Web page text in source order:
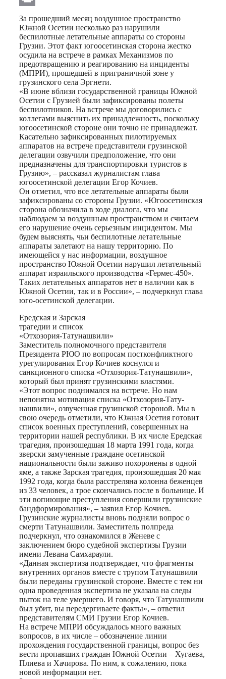
Print
За прошедший месяц воздушное пространство
Южной Осетии несколько раз нарушили
беспилотные летательные аппараты со стороны
Грузии. Этот факт югоосетинская сторона жестко
осудила на встрече в рамках Механизмов по
предотвращению и реагированию на инциденты
(МПРИ), прошедшей в приграничной зоне у
грузинского села Эргнети.
«В июне вблизи государственной границы Южной
Осетии с Грузией были зафиксированы полеты
беспилотников. На встрече мы договорились с
коллегами выяснить их принадлежность, поскольку
югоосетинской стороне они точно не принадлежат.
Касательно зафиксированных пилотируемых
аппаратов на встрече представители грузинской
делегации озвучили предположение, что они
предназначены для транспортировки туристов в
Грузию», – рассказал журналистам глава
югоосетинской делегации Егор Кочиев.
Он отметил, что все летательные аппараты были
зафиксированы со стороны Грузии. «Югоосетинская
сторона обозначила в ходе диалога, что мы
наблюдаем за воздушным пространством и считаем
его нарушение очень серьезным инцидентом. Мы
будем выяснять, чьи беспилотные летательные
аппараты залетают на нашу территорию. По
имеющейся у нас информации, воздушное
пространство Южной Осетии нарушил летательный
аппарат израильского производства «Гермес-450».
Таких летательных аппаратов нет в наличии как в
Южной Осетии, так и в России», – подчеркнул глава
юго-осетинской делегации.
Ередская и Зарская
трагедии и список
«Отхозория-Татунашвили»
Заместитель полномочного представителя
Президента РЮО по вопросам постконфликтного
урегулирования Егор Кочиев коснулся и
санкционного списка «Отхозория-Татунашвили»,
который был принят грузинскими властями.
«Этот вопрос поднимался на встрече. Но нам
непонятна мотивация списка «Отхозория-Тату-
нашвили», озвученная грузинской стороной. Мы в
свою очередь отметили, что Южная Осетия готовит
список военных преступлений, совершенных на
территории нашей республики. В их числе Ередская
трагедия, произошедшая 18 марта 1991 года, когда
зверски замученные граждане осетинской
национальности были заживо похоронены в одной
яме, а также Зарская трагедия, произошедшая 20 мая
1992 года, когда была расстреляна колонна беженцев
из 33 человек, а трое скончались после в больнице. И
эти вопиющие преступления совершили грузинские
бандформирования», – заявил Егор Кочиев.
Грузинские журналисты вновь подняли вопрос о
смерти Татунашвили. Заместитель полпреда
подчеркнул, что ознакомился в Женеве с
заключением бюро судебной экспертизы Грузии
имени Левана Самхараули.
«Данная экспертиза подтверждает, что фрагменты
внутренних органов вместе с трупом Татунашвили
были переданы грузинской стороне. Вместе с тем ни
одна проведенная экспертиза не указала на следы
пыток на теле умершего. И говоря, что Татунашвили
был убит, вы передергиваете факты», – ответил
представителям СМИ Грузии Егор Кочиев.
На встрече МПРИ обсуждалось много важных
вопросов, в их числе – обозначение линии
прохождения государственной границы, вопрос без
вести пропавших граждан Южной Осетии – Хугаева,
Плиева и Хачирова. По ним, к сожалению, пока
новой информации нет.